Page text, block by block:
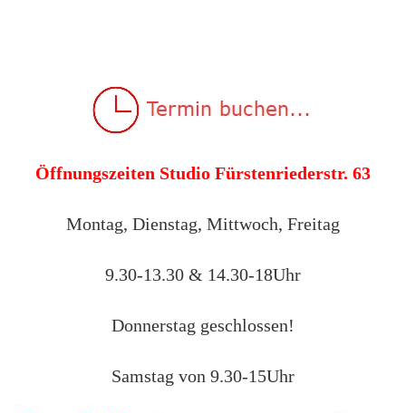
Öffnungszeiten Studio Fürstenriederstr. 63
Montag, Dienstag, Mittwoch, Freitag
9.30-13.30 & 14.30-18Uhr
Donnerstag geschlossen!
Samstag von 9.30-15Uhr